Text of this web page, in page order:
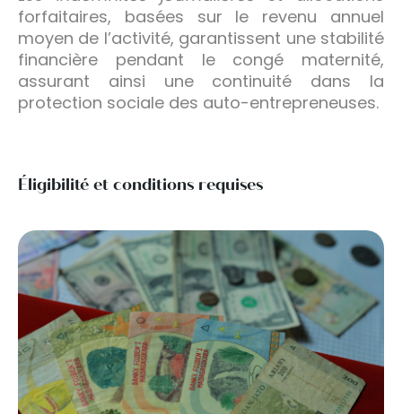
forfaitaires, basées sur le revenu annuel
moyen de l’activité, garantissent une stabilité
financière pendant le congé maternité,
assurant ainsi une continuité dans la
protection sociale des auto-entrepreneuses.
Éligibilité et conditions requises